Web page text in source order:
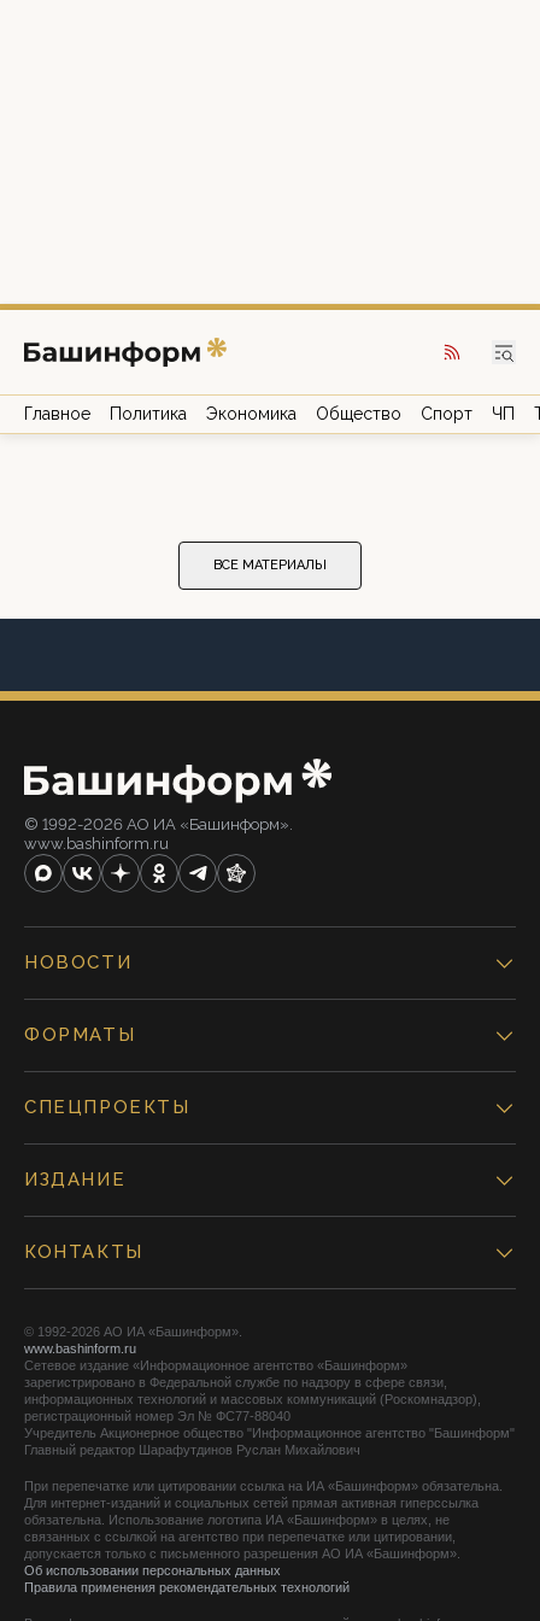
Главное Политика Экономика Общество Спорт ЧП
ВСЕ МАТЕРИАЛЫ
© 1992-2026 АО ИА «Башинформ».
www.bashinform.ru
НОВОСТИ
ФОРМАТЫ
СПЕЦПРОЕКТЫ
ИЗДАНИЕ
КОНТАКТЫ
© 1992-2026 АО ИА «Башинформ».
www.bashinform.ru
Сетевое издание «Информационное агентство «Башинформ»
зарегистрировано в Федеральной службе по надзору в сфере связи,
информационных технологий и массовых коммуникаций (Роскомнадзор),
регистрационный номер Эл № ФС77-88040
Учредитель Акционерное общество "Информационное агентство "Башинформ"
Главный редактор Шарафутдинов Руслан Михайлович
При перепечатке или цитировании ссылка на ИА «Башинформ» обязательна.
Для интернет-изданий и социальных сетей прямая активная гиперссылка
обязательна. Использование логотипа ИА «Башинформ» в целях, не
связанных с ссылкой на агентство при перепечатке или цитировании,
допускается только с письменного разрешения АО ИА «Башинформ».
Об использовании персональных данных
Правила применения рекомендательных технологий